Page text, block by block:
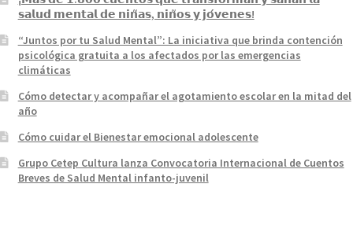
𝘀𝗮𝗹𝘂𝗱 𝗺𝗲𝗻𝘁𝗮𝗹 𝗱𝗲 𝗻𝗶𝗻̃𝗮𝘀, 𝗻𝗶𝗻̃𝗼𝘀 𝘆 𝗷𝗼́𝘃𝗲𝗻𝗲𝘀!
“Juntos por tu Salud Mental”: La iniciativa que brinda contención
psicológica gratuita a los afectados por las emergencias
climáticas
Cómo detectar y acompañar el agotamiento escolar en la mitad del
año
Cómo cuidar el Bienestar emocional adolescente
Grupo Cetep Cultura lanza Convocatoria Internacional de Cuentos
Breves de Salud Mental infanto-juvenil